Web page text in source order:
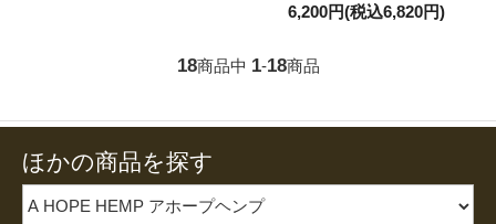
6,200円(税込6,820円)
18商品中 1-18商品
ほかの商品を探す